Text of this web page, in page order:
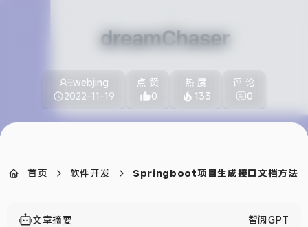
webjing
2022-11-19
点 赞
0
热 度
133
评 论
0
首页 软件开发 Springboot项目生成接口文档方法
文章摘要 智阅GPT